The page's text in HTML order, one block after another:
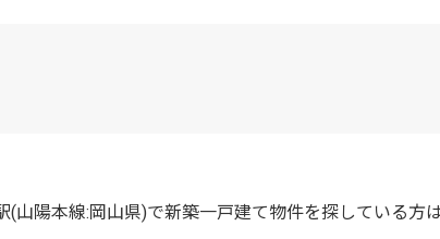
(山陽本線:岡山県)で新築一戸建て物件を探している